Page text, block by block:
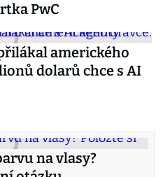
PwC
amerického
dolarů chce s AI
na vlasy?